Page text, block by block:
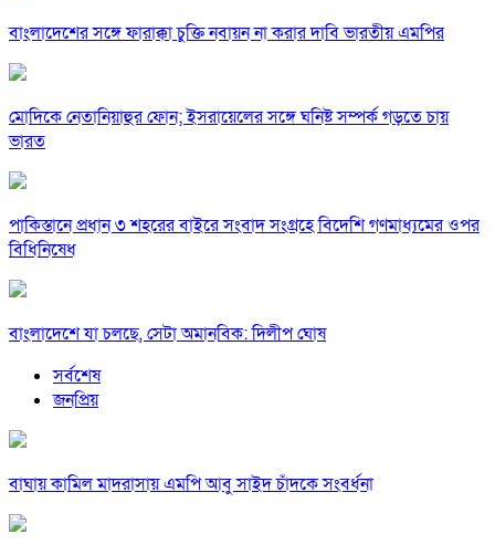
বাংলাদেশের সঙ্গে ফারাক্কা চুক্তি নবায়ন না করার দাবি ভারতীয় এমপির
মোদিকে নেতানিয়াহুর ফোন; ইসরায়েলের সঙ্গে ঘনিষ্ট সম্পর্ক গড়তে চায়
ভারত
পাকিস্তানে প্রধান ৩ শহরের বাইরে সংবাদ সংগ্রহে বিদেশি গণমাধ্যমের ওপর
বিধিনিষেধ
বাংলাদেশে যা চলছে, সেটা অমানবিক: দিলীপ ঘোষ
সর্বশেষ
জনপ্রিয়
বাঘায় কামিল মাদরাসায় এমপি আবু সাইদ চাঁদকে সংবর্ধনা